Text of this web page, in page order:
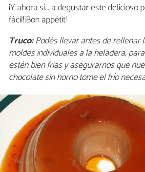
¡Y ahora sí... a degustar este delicioso
fácil!¡Bon appétit!
Truco:Podés llevar antes de rellenar
moldes individuales a la heladera,
estén bien frías y asegurarnos que
chocolate sin horno tome el frío